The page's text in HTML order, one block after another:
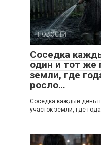
НОВОСТИ
Соседка
один и тот же
земли, где
росло…
Соседка каждый день
участок земли, где